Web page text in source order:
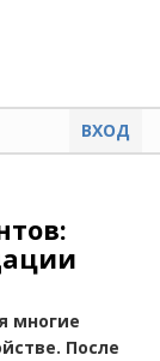
ВХОД
многие
После